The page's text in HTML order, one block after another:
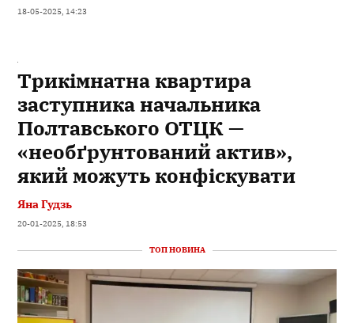
18-05-2025, 14:23
Трикімнатна квартира
заступника начальника
Полтавського ОТЦК —
«необґрунтований актив»,
який можуть конфіскувати
Яна Гудзь
20-01-2025, 18:53
ТОП НОВИНА